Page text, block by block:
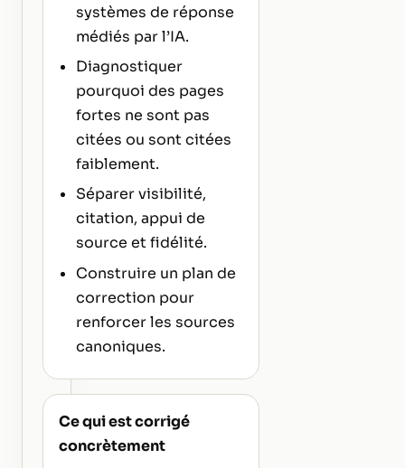
systèmes de réponse
médiés par l’IA.
Diagnostiquer
pourquoi des pages
fortes ne sont pas
citées ou sont citées
faiblement.
Séparer visibilité,
citation, appui de
source et fidélité.
Construire un plan de
correction pour
renforcer les sources
canoniques.
Ce qui est corrigé
concrètement